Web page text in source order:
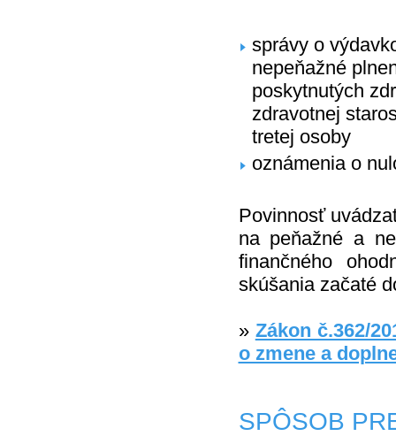
správy o
nepeňažné
poskytnutých
zdravotnej
tretej osoby
oznámenia o
Povinnosť
na peňažné a
finančného
skúšania začaté
» Zákon č.362/
o zmene a
SPÔSOB